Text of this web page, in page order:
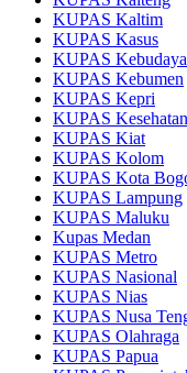
KUPAS Kaltim
KUPAS Kasus
KUPAS
KUPAS Kebumen
KUPAS Kepri
KUPAS Kesehatan
KUPAS Kiat
KUPAS Kolom
KUPAS Kota
KUPAS Lampung
KUPAS Maluku
Kupas Medan
KUPAS Metro
KUPAS Nasional
KUPAS Nias
KUPAS Nusa
KUPAS Olahraga
KUPAS Papua